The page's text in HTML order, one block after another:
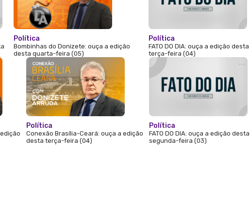
Política
Bombinhas do Donizete: ouça a edição
desta quarta-feira (05)
Política
FATO DO DIA: ouça a edição desta
terça-feira (04)
Política
Conexão Brasília-Ceará: ouça a edição
desta terça-feira (04)
Política
FATO DO DIA: ouça a edição desta
segunda-feira (03)